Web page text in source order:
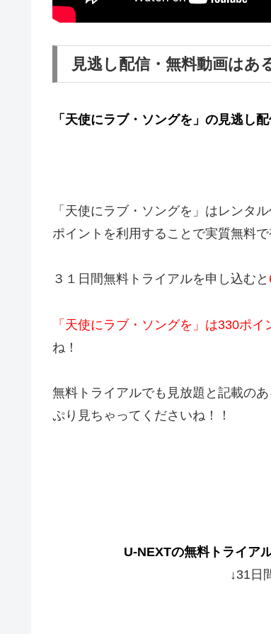
見逃し配信・無料動画はあ
「天使にラブ・ソングを」の見逃し
「天使にラブ・ソングを」はレンタ
ポイントを利用することで実質無料で
３１日間無料トライアルを申し込むと
「天使にラブ・ソングを」は330ポ
ね！
無料トライアルでも見放題と記載の
ぷり見ちゃってくださいね！！
U-NEXTの無料トライア
↓31日